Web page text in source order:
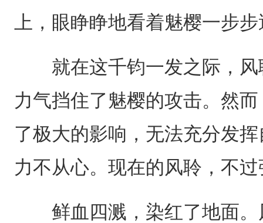
上，眼睁睁地看着魅樱一步
就在这千钧一发之际，风
力气挡住了魅樱的攻击。然
了极大的影响，无法充分发
力不从心。现在的风聆，不
鲜血四溅，染红了地面。